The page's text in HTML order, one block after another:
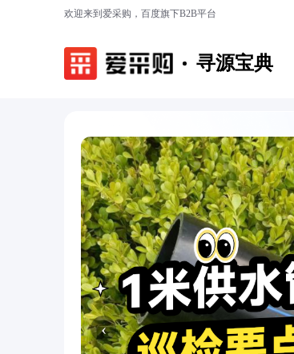
欢迎来到爱采购，百度旗下B2B平台
寻源宝典
‹